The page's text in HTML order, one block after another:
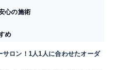
心の施術
め
ロン！1人1人に合わせたオーダ